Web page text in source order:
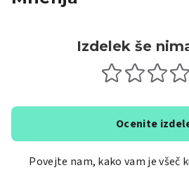
Izdelek še
Ocenite
Povejte nam, kako vam je všeč